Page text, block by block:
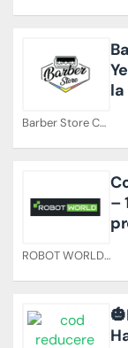
Barber Store Cupoane
ROBOT WORLD Cupoane
–